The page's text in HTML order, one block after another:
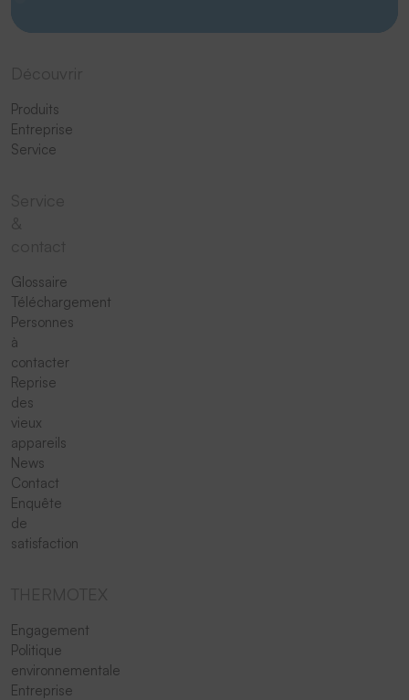
Produits
Entreprise
Service
Glossaire
Téléchargement
Personnes
à
contacter
Reprise
des
vieux
appareils
News
Contact
Enquête
de
satisfaction
Engagement
Politique
environnementale
Entreprise